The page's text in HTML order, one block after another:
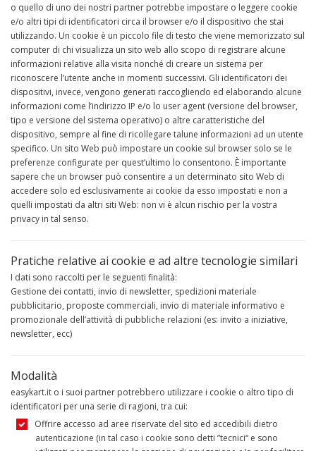
o quello di uno dei nostri partner potrebbe impostare o leggere cookie
e/o altri tipi di identificatori circa il browser e/o il dispositivo che stai
utilizzando. Un cookie è un piccolo file di testo che viene memorizzato sul
computer di chi visualizza un sito web allo scopo di registrare alcune
informazioni relative alla visita nonché di creare un sistema per
riconoscere l’utente anche in momenti successivi. Gli identificatori dei
dispositivi, invece, vengono generati raccogliendo ed elaborando alcune
informazioni come l’indirizzo IP e/o lo user agent (versione del browser,
tipo e versione del sistema operativo) o altre caratteristiche del
dispositivo, sempre al fine di ricollegare talune informazioni ad un utente
specifico. Un sito Web può impostare un cookie sul browser solo se le
preferenze configurate per quest’ultimo lo consentono. È importante
sapere che un browser può consentire a un determinato sito Web di
accedere solo ed esclusivamente ai cookie da esso impostati e non a
quelli impostati da altri siti Web: non vi è alcun rischio per la vostra
privacy in tal senso.
Pratiche relative ai cookie e ad altre tecnologie similari
I dati sono raccolti per le seguenti finalità:
Gestione dei contatti, invio di newsletter, spedizioni materiale
pubblicitario, proposte commerciali, invio di materiale informativo e
promozionale dell’attività di pubbliche relazioni (es: invito a iniziative,
newsletter, ecc)
Modalità
easykart.it o i suoi partner potrebbero utilizzare i cookie o altro tipo di
identificatori per una serie di ragioni, tra cui:
Offrire accesso ad aree riservate del sito ed accedibili dietro
autenticazione (in tal caso i cookie sono detti ”tecnici“ e sono